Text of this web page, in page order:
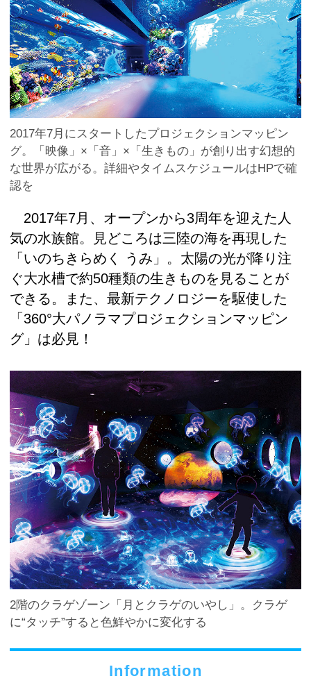
2017年7月にスタートしたプロジェクションマッピン
グ。「映像」×「音」×「生きもの」が創り出す幻想的
な世界が広がる。詳細やタイムスケジュールはHPで確
認を
2017年7月、オープンから3周年を迎えた人
気の水族館。見どころは三陸の海を再現した
「いのちきらめく うみ」。太陽の光が降り注
ぐ大水槽で約50種類の生きものを見ることが
できる。また、最新テクノロジーを駆使した
「360°大パノラマプロジェクションマッピン
グ」は必見！
2階のクラゲゾーン「月とクラゲのいやし」。クラゲ
に“タッチ”すると色鮮やかに変化する
Information